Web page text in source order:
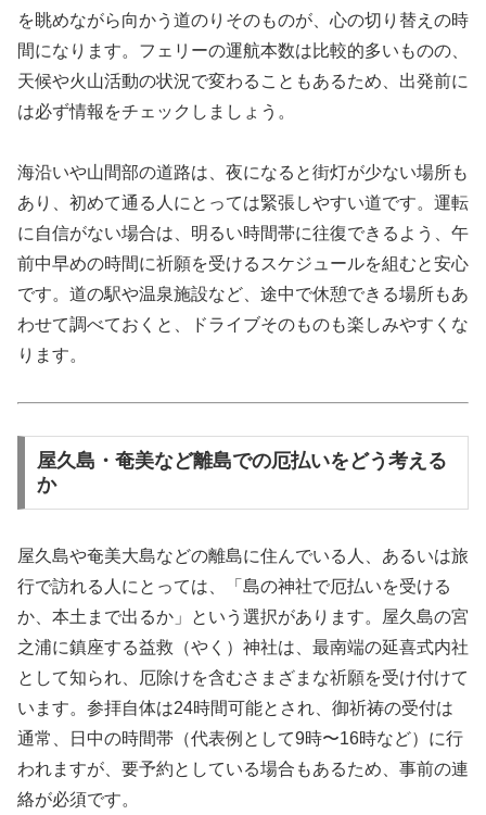
を眺めながら向かう道のりそのものが、心の切り替えの時
間になります。フェリーの運航本数は比較的多いものの、
天候や火山活動の状況で変わることもあるため、出発前に
は必ず情報をチェックしましょう。
海沿いや山間部の道路は、夜になると街灯が少ない場所も
あり、初めて通る人にとっては緊張しやすい道です。運転
に自信がない場合は、明るい時間帯に往復できるよう、午
前中早めの時間に祈願を受けるスケジュールを組むと安心
です。道の駅や温泉施設など、途中で休憩できる場所もあ
わせて調べておくと、ドライブそのものも楽しみやすくな
ります。
屋久島・奄美など離島での厄払いをどう考える
か
屋久島や奄美大島などの離島に住んでいる人、あるいは旅
行で訪れる人にとっては、「島の神社で厄払いを受ける
か、本土まで出るか」という選択があります。屋久島の宮
之浦に鎮座する益救（やく）神社は、最南端の延喜式内社
として知られ、厄除けを含むさまざまな祈願を受け付けて
います。参拝自体は24時間可能とされ、御祈祷の受付は
通常、日中の時間帯（代表例として9時〜16時など）に行
われますが、要予約としている場合もあるため、事前の連
絡が必須です。